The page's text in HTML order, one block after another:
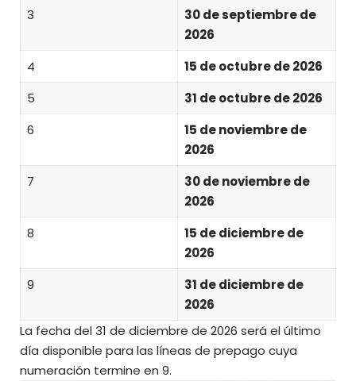
3
30 de septiembre de
2026
4
15 de octubre de 2026
5
31 de octubre de 2026
6
15 de noviembre de
2026
7
30 de noviembre de
2026
8
15 de diciembre de
2026
9
31 de diciembre de
2026
La fecha del 31 de diciembre de 2026 será el último
día disponible para las líneas de prepago cuya
numeración termine en 9.